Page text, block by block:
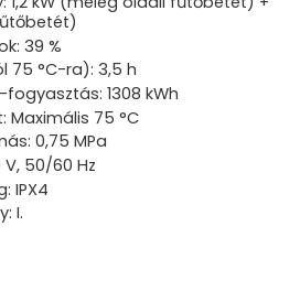
39 %
75 °C-ra): 3,5 h
1308 kWh
Maximális 75 °C
0,75 MPa
50/60 Hz
IPX4
I.